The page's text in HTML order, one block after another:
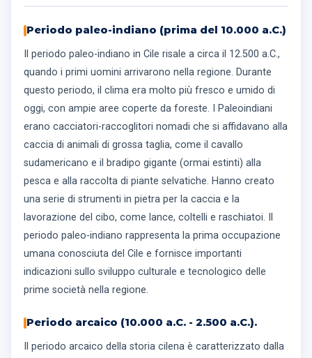
Periodo paleo-indiano (prima del 10.000 a.C.)
Il periodo paleo-indiano in Cile risale a circa il 12.500 a.C.,
quando i primi uomini arrivarono nella regione. Durante
questo periodo, il clima era molto più fresco e umido di
oggi, con ampie aree coperte da foreste. I Paleoindiani
erano cacciatori-raccoglitori nomadi che si affidavano alla
caccia di animali di grossa taglia, come il cavallo
sudamericano e il bradipo gigante (ormai estinti) alla
pesca e alla raccolta di piante selvatiche. Hanno creato
una serie di strumenti in pietra per la caccia e la
lavorazione del cibo, come lance, coltelli e raschiatoi. Il
periodo paleo-indiano rappresenta la prima occupazione
umana conosciuta del Cile e fornisce importanti
indicazioni sullo sviluppo culturale e tecnologico delle
prime società nella regione.
Periodo arcaico (10.000 a.C. - 2.500 a.C.).
Il periodo arcaico della storia cilena è caratterizzato dalla